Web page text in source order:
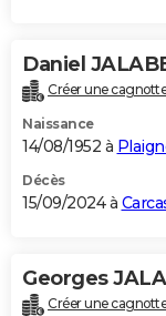
Daniel
Créer une
Naissance
14/08/1952 à
Décès
15/09/2024 à
Georges
Créer une